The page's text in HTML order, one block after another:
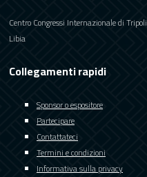
Centro Congressi Internazionale di Tripoli
Libia
Collegamenti rapidi
Sponsor o espositore
Partecipare
Contattateci
Termini e condizioni
Informativa sulla privacy